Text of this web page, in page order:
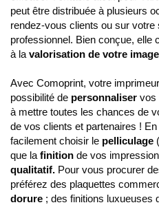
peut être distribuée à plusieurs
rendez-vous clients ou sur votre
professionnel. Bien conçue, elle
à la valorisation de votre
Avec Comoprint, votre
possibilité de personnaliser vos
à mettre toutes les chances de
de vos clients et partenaires !
facilement choisir le pelliculage
que la finition de vos
qualitatif. Pour vous procurer
préférez des plaquettes
dorure ; des finitions luxueuses